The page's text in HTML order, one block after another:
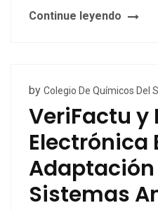
Continue leyendo
by Colegio De Químicos Del
VeriFactu
Electrónica
Adaptación
Sistemas